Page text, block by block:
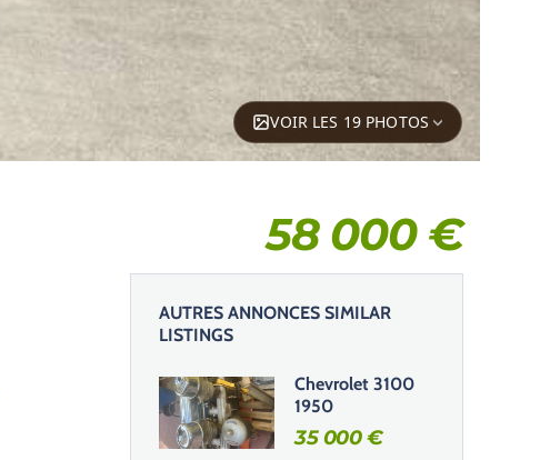
VOIR LES 19 PHOTOS
58 000€
AUTRES ANNONCES SIMILAR
LISTINGS
Chevrolet 3100
1950
35 000€